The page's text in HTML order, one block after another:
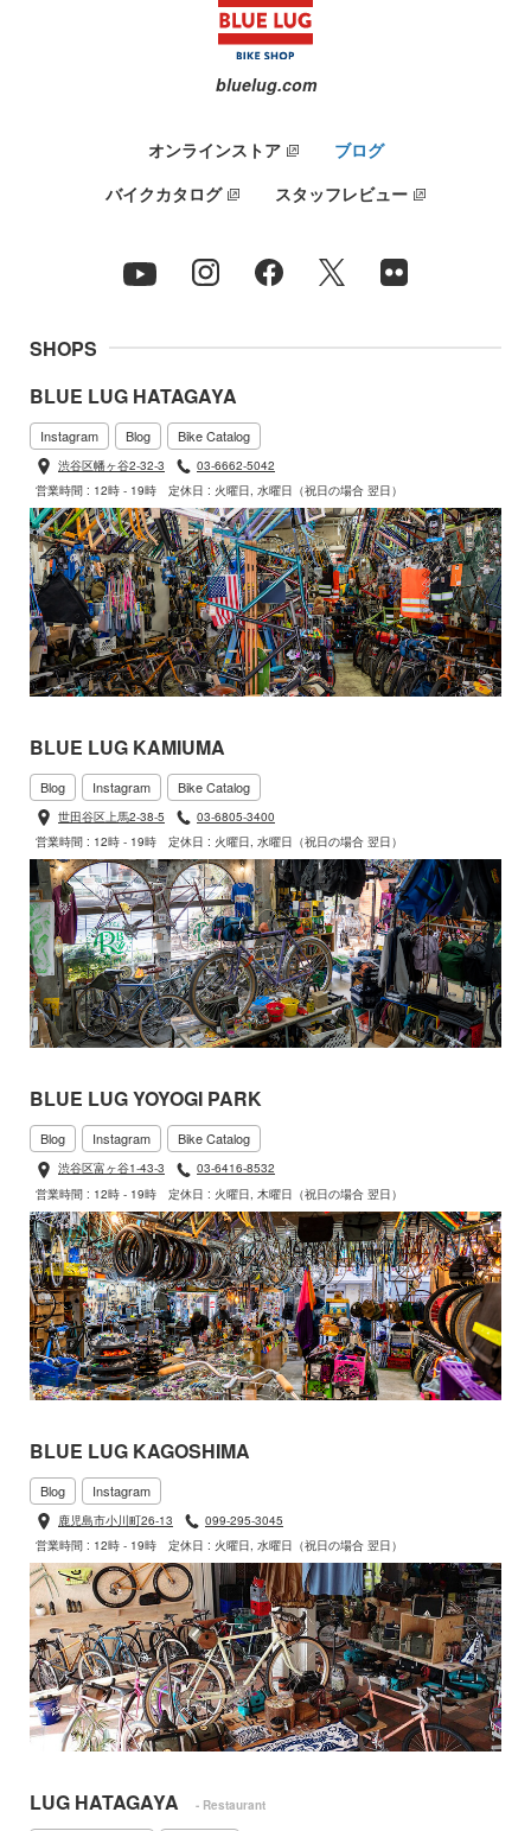
bluelug.com
オンラインストア
ブログ
バイクカタログ
スタッフレビュー
SHOPS
BLUE LUG HATAGAYA
Instagram Blog Bike Catalog
渋谷区幡ヶ谷2-32-3
03-6662-5042
営業時間 : 12時 - 19時
定休日 : 火曜日, 水曜日（祝日の場合 翌日）
BLUE LUG KAMIUMA
Blog Instagram Bike Catalog
世田谷区上馬2-38-5
03-6805-3400
営業時間 : 12時 - 19時
定休日 : 火曜日, 水曜日（祝日の場合 翌日）
BLUE LUG YOYOGI PARK
Blog Instagram Bike Catalog
渋谷区富ヶ谷1-43-3
03-6416-8532
営業時間 : 12時 - 19時
定休日 : 火曜日, 木曜日（祝日の場合 翌日）
BLUE LUG KAGOSHIMA
Blog Instagram
鹿児島市小川町26-13
099-295-3045
営業時間 : 12時 - 19時
定休日 : 火曜日, 水曜日（祝日の場合 翌日）
LUG HATAGAYA - Restaurant